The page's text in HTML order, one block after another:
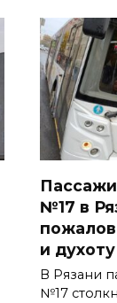
№17 в
и духоту
В Рязани
№17